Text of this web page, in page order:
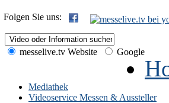
Folgen Sie uns:
messelive.tv Website Google
Mediathek
Videoservice Messen & Aussteller